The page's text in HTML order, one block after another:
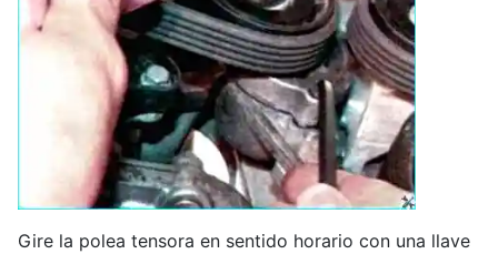
Gire la polea tensora en sentido horario con una llave